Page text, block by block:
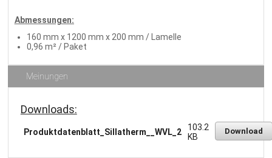
Abmessungen:
160 mm x 1200 mm x 200 mm / Lamelle
0,96 m² / Paket
Meinungen
Downloads:
Produktdatenblatt_Sillatherm__WVL_2
103.2
KB
Download